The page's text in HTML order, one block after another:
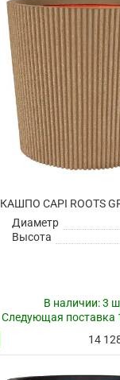
Диаметр
Высота
В наличии:3
Следующая поставка
14